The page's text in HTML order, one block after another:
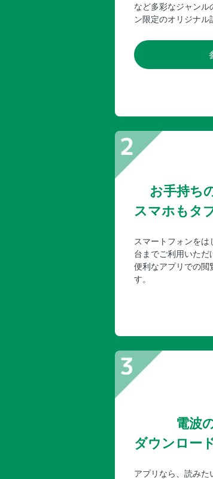
など多彩なジャンル
ン限定のオリジナル
お手持ち
スマホもタ
スマートフォンを
台までご利用いただ
便利なアプリでの閲
す。
電波
ダウンロー
アプリなら、読みた